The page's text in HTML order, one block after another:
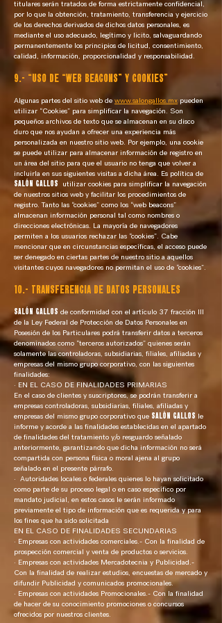
titulares serán tratados de forma estrictamente confidencial,
por lo que la obtención, tratamiento, transferencia y ejercicio
de los derechos derivados de dichos datos personales, es
mediante el uso adecuado, legítimo y licito, salvaguardando
permanentemente los principios de licitud, consentimiento,
calidad, información, proporcionalidad y responsabilidad.
9.- “USO DE “WEB BEACONS” Y COOKIES”
Algunas partes del sitio web de www.salongallos.mxpueden
utilizar “Cookies” para simplificar la navegación. Son
pequeños archivos de texto que se almacenan en su disco
duro que nos ayudan a ofrecer una experiencia más
personalizada en nuestro sitio web. Por ejemplo, una cookie
se puede utilizar para almacenar información de registro en
un área del sitio para que el usuario no tenga que volver a
incluirla en sus siguientes visitas a dicha área. Es política de
SALÓN GALLOS
utilizar cookies para simplificar la navegación
de nuestros sitios web y facilitar los procedimientos de
registro. Tanto las “cookies” como los “web beacons”
almacenan información personal tal como nombres o
direcciones electrónicas. La mayoría de navegadores
permiten a los usuarios rechazar las “cookies”. Cabe
mencionar que en circunstancias específicas, el acceso puede
ser denegado en ciertas partes de nuestro sitio a aquellos
visitantes cuyos navegadores no permitan el uso de “cookies”.
10.- TRANSFERENCIA DE DATOS PERSONALES
SALÓN GALLOS de conformidad con el artículo 37 fracción III
de la Ley Federal de Protección de Datos Personales en
Posesión de los Particulares podrá transferir datos a terceros
denominados como “terceros autorizados” quienes serán
solamente las controladoras, subsidiarias, filiales, afiliadas y
empresas del mismo grupo corporativo, con las siguientes
finalidades:
· EN EL CASO DE FINALIDADES PRIMARIAS
En el caso de clientes y suscriptores, se podrán transferir a
empresas controladoras, subsidiarias, filiales, afiliadas y
empresas del mismo grupo corporativo que SALÓN GALLOS le
informe y acorde a las finalidades establecidas en el apartado
de finalidades del tratamiento y/o resguardo señalado
anteriormente, garantizando que dicha información no será
compartida con persona física o moral ajena al grupo
señalado en el presente párrafo.
· Autoridades locales o federales quienes lo hayan solicitado
como parte de su proceso legal o en caso específico por
mandato judicial, en estos casos le serán informado
previamente el tipo de información que es requerida y para
los fines que ha sido solicitada
EN EL CASO DE FINALIDADES SECUNDARIAS
· Empresas con actividades comerciales.- Con la finalidad de
prospección comercial y venta de productos o servicios.
· Empresas con actividades Mercadotecnia y Publicidad.-
Con la finalidad de realizar estudios, encuestas de mercado y
difundir Publicidad y comunicados promocionales.
· Empresas con actividades Promocionales.- Con la finalidad
de hacer de su conocimiento promociones o concursos
ofrecidos por nuestros clientes.